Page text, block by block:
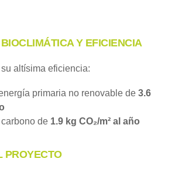
Y EFICIENCIA
altísima eficiencia:
primaria no renovable de 3.6
de 1.9 kg CO₂/m² al año
PROYECTO